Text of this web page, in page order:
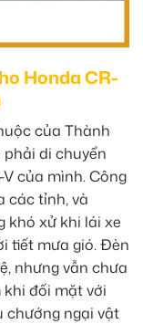
Honda CR-
của Thành
di chuyển
của mình. Công
các tỉnh, và
khó xử khi lái xe
tiết mưa gió. Đèn
nhưng vẫn chưa
đối mặt với
chướng ngại vật